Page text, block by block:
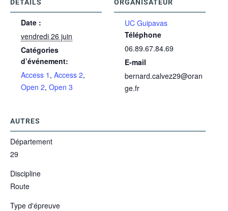
DÉTAILS
Date :
vendredi 26 juin
Catégories
d’événement:
Access 1 , Access 2,
Open 2, Open 3
ORGANISATEUR
UC Guipavas
Téléphone
06.89.67.84.69
E-mail
bernard.calvez29@oran
ge.fr
AUTRES
Département
29
Discipline
Route
Type d'épreuve